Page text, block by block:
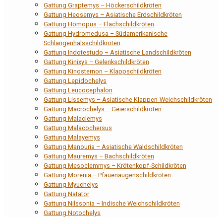
Gattung Graptemys – Höckerschildkröten
Gattung Heosemys – Asiatische Erdschildkröten
Gattung Homopus – Flachschildkröten
Gattung Hydromedusa – Südamerikanische
Schlangenhalsschildkröten
Gattung Indotestudo – Asiatische Landschildkröten
Gattung Kinixys – Gelenkschildkröten
Gattung Kinosternon – Klappschildkröten
Gattung Lepidochelys
Gattung Leucocephalon
Gattung Lissemys – Asiatische Klappen-Weichschildkröten
Gattung Macrochelys – Geierschildkröten
Gattung Malaclemys
Gattung Malacochersus
Gattung Malayemys
Gattung Manouria – Asiatische Waldschildkröten
Gattung Mauremys – Bachschildkröten
Gattung Mesoclemmys – Krötenkopf-Schildkröten
Gattung Morenia – Pfauenaugenschildkröten
Gattung Myuchelys
Gattung Natator
Gattung Nilssonia – Indische Weichschildkröten
Gattung Notochelys